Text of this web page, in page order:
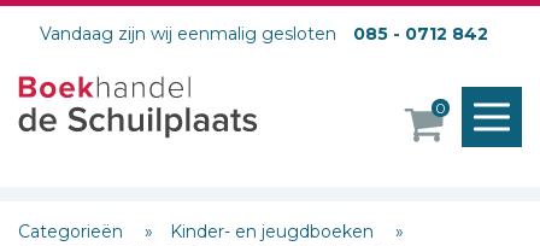
Vandaag zijn wij eenmalig gesloten 085 - 0712 842
0
Categorieën
Kinder- en jeugdboeken